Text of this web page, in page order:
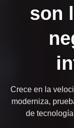
son
Crece en la
moderniza,
de